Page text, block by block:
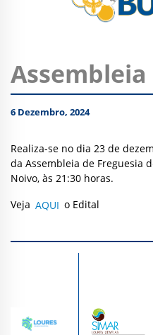
6 Dezembro, 2024
Realiza-se no dia 23 de
da Assembleia de Freguesia
Noivo, às 21:30 horas.
Veja AQUI o Edital